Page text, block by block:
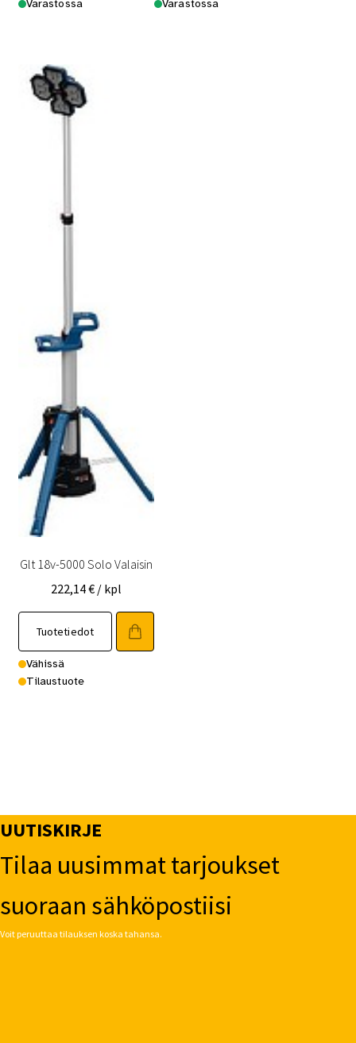
Varastossa Varastossa
Glt 18v-5000 Solo Valaisin
222,14€ / kpl
Tuotetiedot
Vähissä
Tilaustuote
UUTISKIRJE
Tilaa uusimmat tarjoukset
suoraan sähköpostiisi
Voit peruuttaa tilauksen koska tahansa.